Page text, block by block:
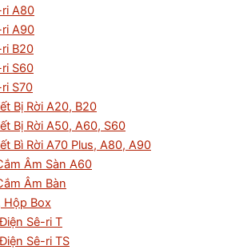
ri A80
ri A90
B20
S60
S70
Bị Rời A20, B20
Bị Rời A50, A60, S60
Bì Rời A70 Plus, A80, A90
Âm Sàn A60
Âm Bàn
Hộp Box
Sê-ri T
Sê-ri TS